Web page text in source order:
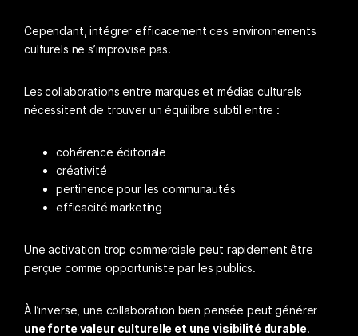
Cependant, intégrer efficacement ces environnements
culturels ne s’improvise pas.
Les collaborations entre marques et médias culturels
nécessitent de trouver un équilibre subtil entre :
cohérence éditoriale
créativité
pertinence pour les communautés
efficacité marketing
Une activation trop commerciale peut rapidement être
perçue comme opportuniste par les publics.
À l’inverse, une collaboration bien pensée peut générer
une forte valeur culturelle et une visibilité durable.